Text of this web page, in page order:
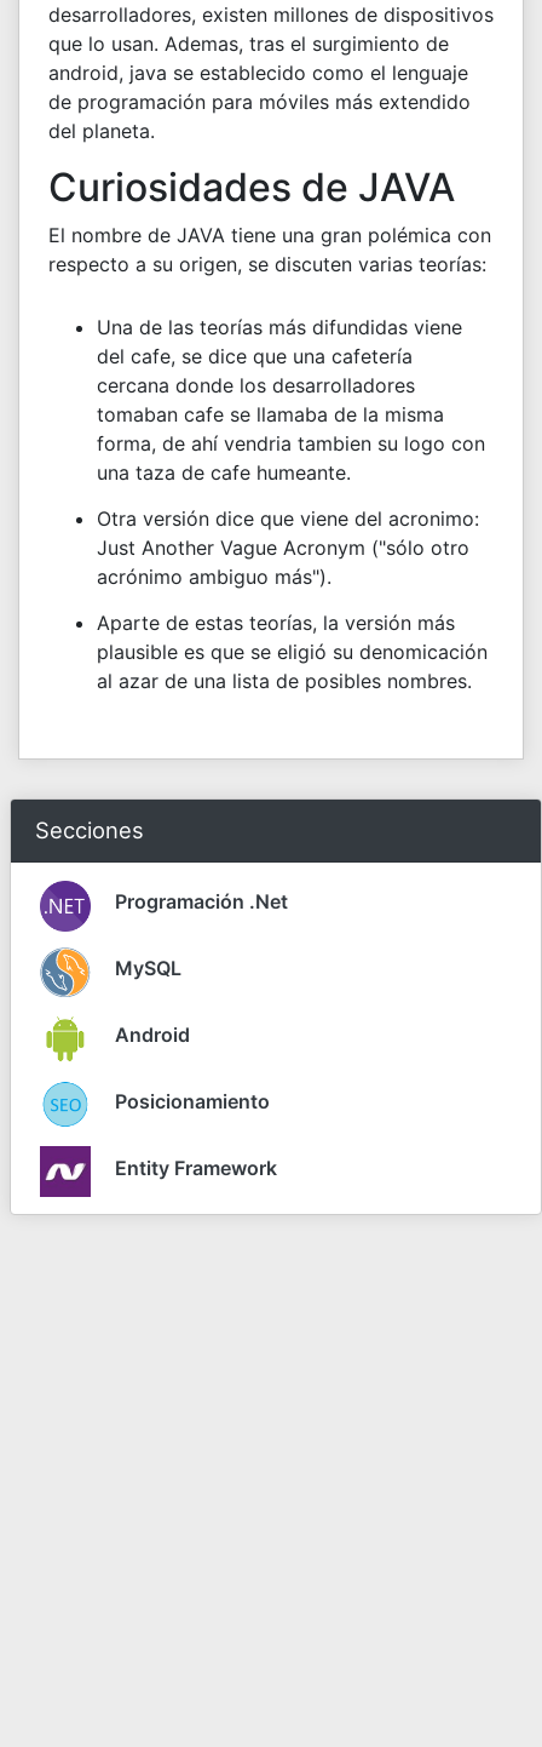
desarrolladores, existen millones de dispositivos
que lo usan. Ademas, tras el surgimiento de
android, java se establecido como el lenguaje
de programación para móviles más extendido
del planeta.
Curiosidades de JAVA
El nombre de JAVA tiene una gran polémica con
respecto a su origen, se discuten varias teorías:
Una de las teorías más difundidas viene
del cafe, se dice que una cafetería
cercana donde los desarrolladores
tomaban cafe se llamaba de la misma
forma, de ahí vendria tambien su logo con
una taza de cafe humeante.
Otra versión dice que viene del acronimo:
Just Another Vague Acronym ("sólo otro
acrónimo ambiguo más").
Aparte de estas teorías, la versión más
plausible es que se eligió su denomicación
al azar de una lista de posibles nombres.
Secciones
Programación .Net
MySQL
Android
Posicionamiento
Entity Framework